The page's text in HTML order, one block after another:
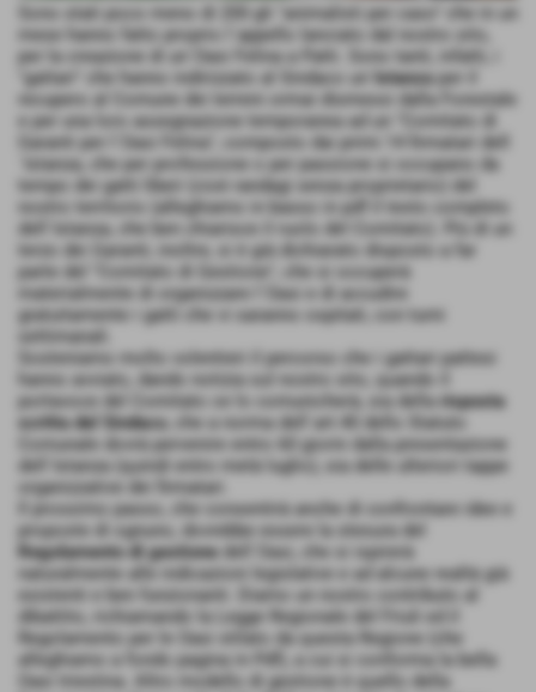
Sono stati poco meno di 200 gli "animalisti per caso" che in un
mese hanno fatto proprio l´appello lanciato dal nostro sito,
per la creazione di un´Oasi Felina a Patti. Sono tanti, infatti, i
"gattari" che hanno indirizzato al Sindaco un´
Istanzaper il
recupero al Comune dei terreni ormai dismessi dalla Forestale
e per una loro assegnazione temporanea ad un "Comitato di
Garanti per l´Oasi Felina", composto dai primi 14 firmatari dell
´Istanza, che per professione o per passione si occupano da
tempo dei gatti liberi (cioè randagi senza proprietario) del
nostro territorio (alleghiamo in basso in pdf il testo completo
dell´Istanza, che ben chiarisce il ruolo del Comitato). Più di un
terzo dei Garanti, inoltre, si è già dichiarato disposto a far
parte del "Comitato di Gestione", che si occuperà
materialmente di organizzare l´Oasi e di accudire
gratuitamente i gatti che vi saranno ospitati, con turni
settimanali.
Sosteniamo molto volentieri il percorso che i gattari pattesi
hanno avviato, dando notizia sul nostro sito, quando il
portavoce del Comitato ce lo comunicherà, sia della
risposta
scritta del Sindaco , che a norma dell´art.40 dello Statuto
Comunale dovrà pervenire entro 60 giorni dalla presentazione
dell´Istanza (quindi entro metà luglio), sia delle ulteriori tappe
organizzative dei firmatari.
Il prossimo passo, che consentirà anche di confrontare idee e
proposte di ognuno, dovrebbe essere la stesura del
Regolamento di gestione dell´Oasi, che si ispirerà
naturalmente alle indicazioni legislative e ad alcune realtà già
esistenti e ben funzionanti. Diamo un nostro contributo al
dibattito, richiamando la Legge Regionale del Friuli ed il
Regolamento per le Oasi stilato da questa Regione (che
alleghiamo a fondo pagina in Pdf), a cui si conforma la bella
Oasi triestina. Altro modello di gestione è quello della